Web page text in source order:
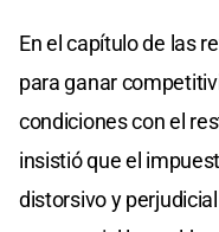
En el capítulo de las
para ganar
condiciones con el
insistió que el
distorsivo y